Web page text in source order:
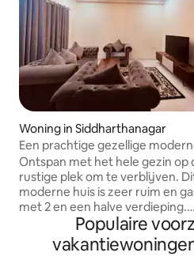
Woning in Siddharthanagar
Een prachtige gezellige
woning.
Ontspan met het hele gezin op
rustige plek om te verblijven.
moderne huis is zeer ruim en
met 2 en een halve verdieping.
Exclusieve en privéplek, ideaal
vriendengroep of een gezin die
unieke, authentieke vakantie
Populaire